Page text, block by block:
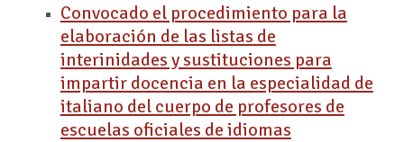
Convocado el procedimiento para la
elaboración de las listas de
interinidades y sustituciones para
impartir docencia en la especialidad de
italiano del cuerpo de profesores de
escuelas oficiales de idiomas